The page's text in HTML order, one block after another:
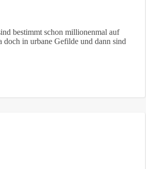
bestimmt schon millionenmal auf
in urbane Gefilde und dann sind